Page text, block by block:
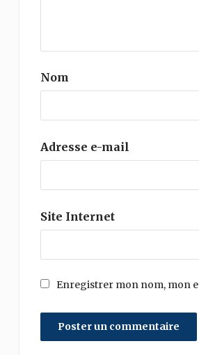
Nom
Adresse e-mail
Site Internet
Enregistrer mon nom, mon